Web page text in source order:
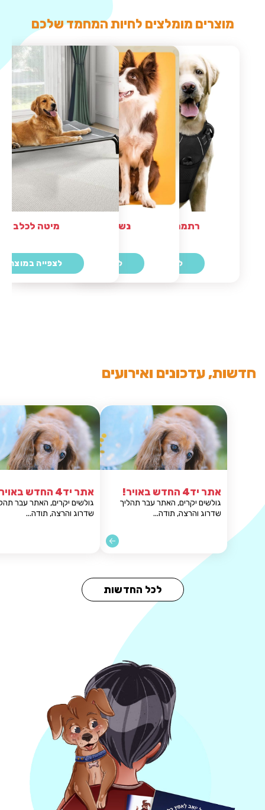
מוצרים מומלצים לחיות המחמד שלכם
רתמה מומלצת לכלב
לצפייה במוצר
נשכנים דנטליים
לצפייה במוצר
מיטה לכלב
לצפייה במוצר
חדשות, עדכונים ואירועים
עבר תהליך
אתר יד4 החדש באויר!
גולשים יקרים, האתר עבר תהליך
שדרוג והרצה, תודה...
לכל החדשות